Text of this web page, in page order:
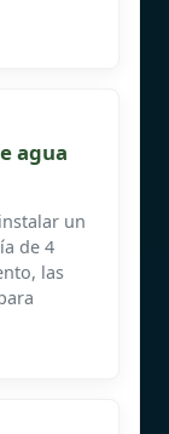
agua
un
de 4
las